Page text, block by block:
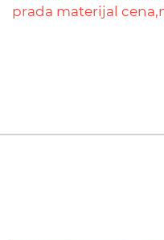
prada materijal cena,